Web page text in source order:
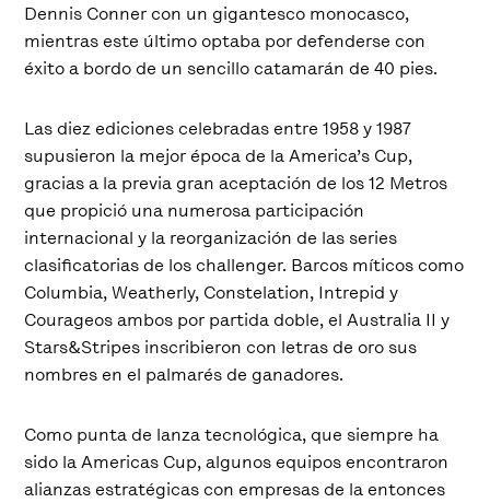
Dennis Conner con un gigantesco monocasco,
mientras este último optaba por defenderse con
éxito a bordo de un sencillo catamarán de 40 pies.
Las diez ediciones celebradas entre 1958 y 1987
supusieron la mejor época de la America’s Cup,
gracias a la previa gran aceptación de los 12 Metros
que propició una numerosa participación
internacional y la reorganización de las series
clasificatorias de los challenger. Barcos míticos como
Columbia, Weatherly, Constelation, Intrepid y
Courageos ambos por partida doble, el Australia II y
Stars&Stripes inscribieron con letras de oro sus
nombres en el palmarés de ganadores.
Como punta de lanza tecnológica, que siempre ha
sido la Americas Cup, algunos equipos encontraron
alianzas estratégicas con empresas de la entonces